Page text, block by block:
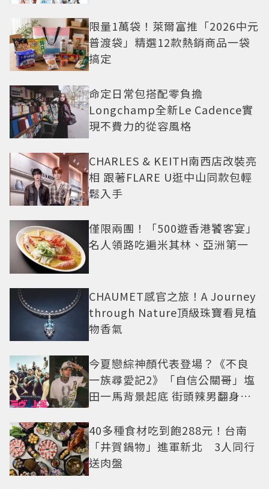
限量1萬袋！萊爾富推「2026中元
普渡袋」精選12款熱銷商品一袋
搞定
命定日常包搭配零負擔
Longchamp全新Le Cadence實
現不費力的從容風格
CHARLES & KEITH南西店改裝亮
相 跟著FLARE U逛中山同款包輕
鬆入手
僅限兩團！「500遊香港饕客宴」
名人領路吃遍米其林、亞洲第一
CHAUMET感官之旅！A Journey
through Nature頂級珠寶看見植
物香氣
今夏戀綜神顏代表登場？《不良
一族尋愛記2》「自信公關哥」塩
田一馬背景起底 街頭辣男翻身當
40多種食材吃到飽288元！台南
「井賀鍋物」進軍新北 3人同行
送肉盤